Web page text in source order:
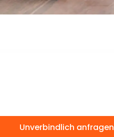
Unverbindlich anfragen